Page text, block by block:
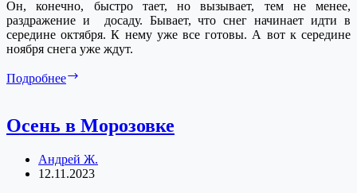
Он, конечно, быстро тает, но вызывает, тем не менее,
раздражение и досаду. Бывает, что снег начинает идти в
середине октября. К нему уже все готовы. А вот к середине
ноября снега уже ждут.
Подробнее
Осень в Морозовке
Андрей Ж.
12.11.2023